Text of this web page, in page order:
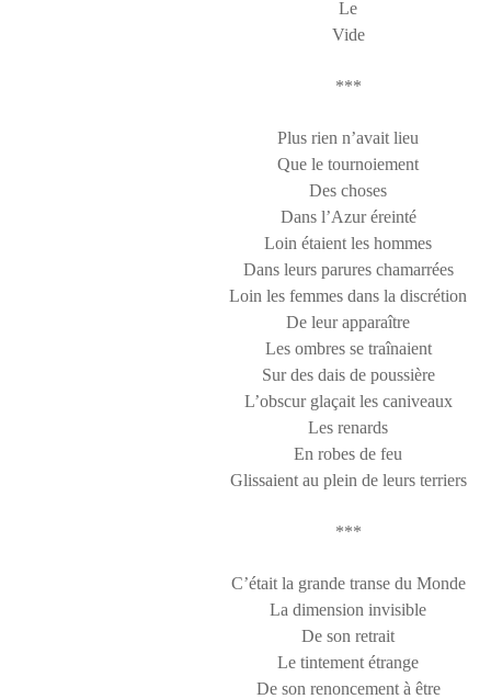
Le
Vide
***
Plus rien n’avait lieu
Que le tournoiement
Des choses
Dans l’Azur éreinté
Loin étaient les hommes
Dans leurs parures chamarrées
Loin les femmes dans la discrétion
De leur apparaître
Les ombres se traînaient
Sur des dais de poussière
L’obscur glaçait les caniveaux
Les renards
En robes de feu
Glissaient au plein de leurs terriers
***
C’était la grande transe du Monde
La dimension invisible
De son retrait
Le tintement étrange
De son renoncement à être